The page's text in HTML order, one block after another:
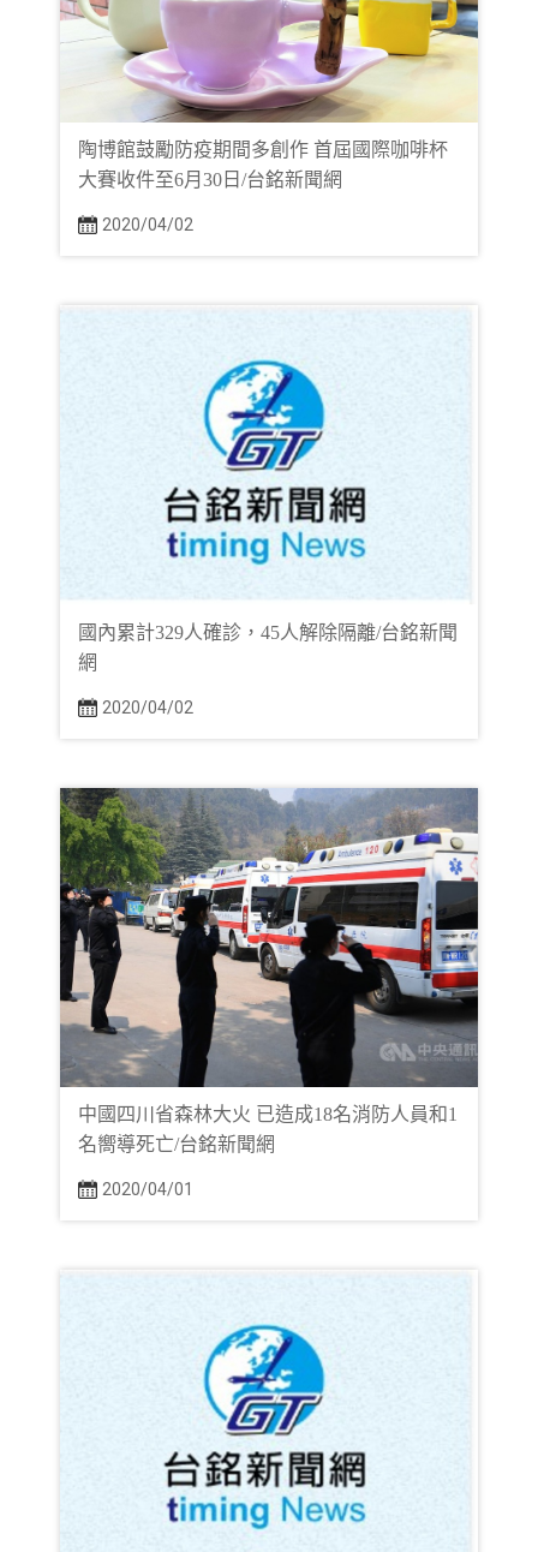
陶博館鼓勵防疫期間多創作 首屆國際咖啡杯
大賽收件至6月30日/台銘新聞網
2020/04/02
國內累計329人確診，45人解除隔離/台銘新聞
網
2020/04/02
中國四川省森林大火 已造成18名消防人員和1
名嚮導死亡/台銘新聞網
2020/04/01